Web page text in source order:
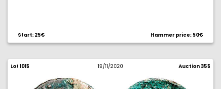
Start: 25€ Hammer price: 50€
Lot 1015 19/11/2020 Auction 355